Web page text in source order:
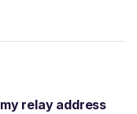
relay address